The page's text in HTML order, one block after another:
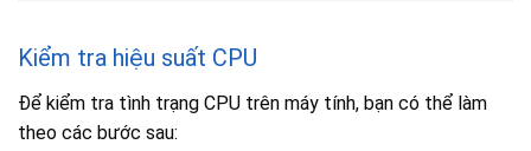
Kiểm tra hiệu suất CPU
Để kiểm tra tình trạng CPU trên máy tính, bạn có thể làm
theo các bước sau: